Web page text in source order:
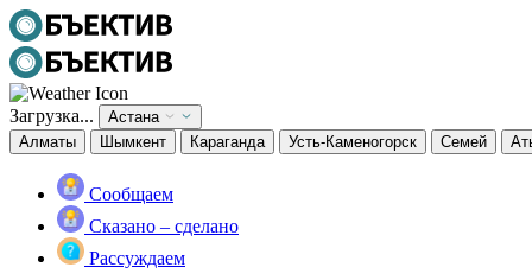
Загрузка...
Астана
Алматы
Шымкент Караганда Усть-Каменогорск Семей
Сообщаем
Сказано – сделано
Рассуждаем